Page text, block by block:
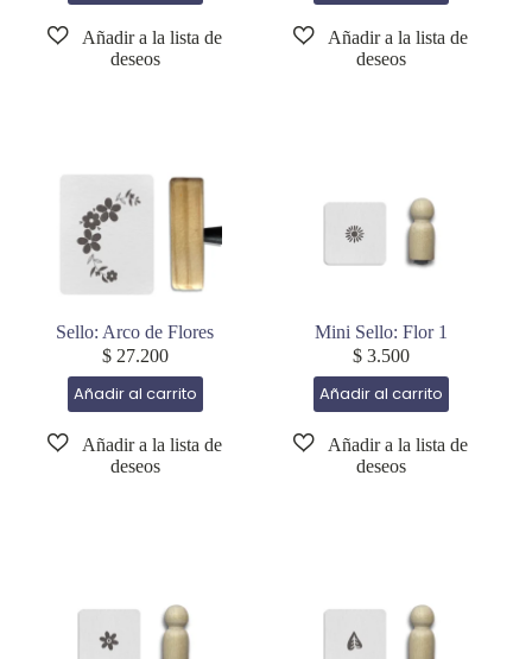
Sello: Arco de Flores
$27.200
Añadir al carrito
Mini Sello: Flor 1
$3.500
Añadir al carrito